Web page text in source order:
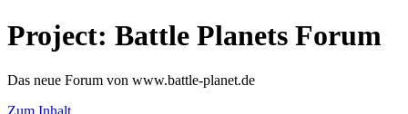
Project: Battle Planets Forum
Das neue Forum von www.battle-planet.de
Zum Inhalt